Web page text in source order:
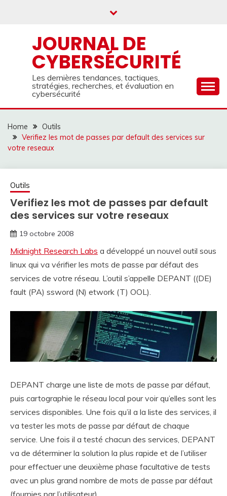
JOURNAL DE
CYBERSÉCURITÉ
Les dernières tendances, tactiques,
stratégies, recherches, et évaluation en
cybersécurité
Home
Outils
Verifiez les mot de passes par default des services sur
votre reseaux
Outils
Verifiez les mot de passes par default
des services sur votre reseaux
19 octobre 2008
Midnight Research Labs a développé un nouvel outil sous
linux qui va vérifier les mots de passe par défaut des
services de votre réseau. L’outil s’appelle DEPANT ((DE)
fault (PA) ssword (N) etwork (T) OOL).
DEPANT charge une liste de mots de passe par défaut,
puis cartographie le réseau local pour voir qu’elles sont les
services disponibles. Une fois qu’il a la liste des services, il
va tester les mots de passe par défaut de chaque
service. Une fois il a testé chacun des services, DEPANT
va de déterminer la solution la plus rapide et de l’utiliser
pour effectuer une deuxième phase facultative de tests
avec un plus grand nombre de mots de passe par défaut
(fournies par l’utilisateur).